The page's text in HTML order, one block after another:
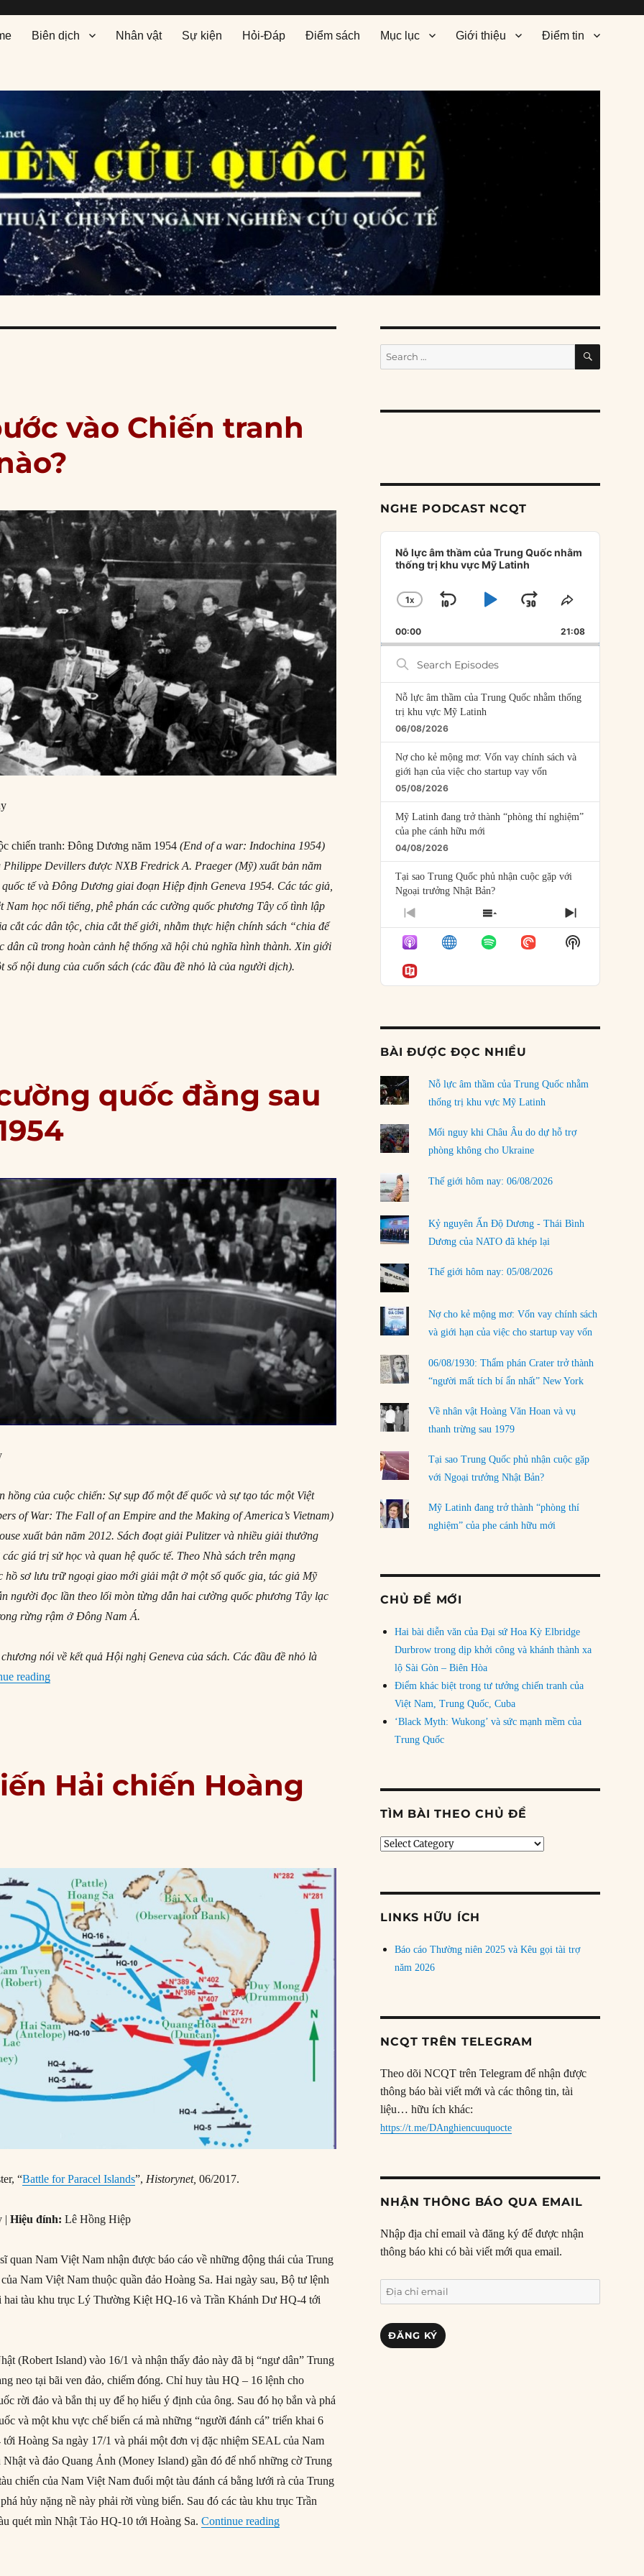
Biên dịch Nhân vật Sự kiện Hỏi-Đáp Điểm sách Mục lục Giới thiệu Điểm tin
vào Chiến tranh
chiến tranh: Đông Dương năm 1954(End of a war: Indochina 1954)
Philippe Devillers được NXB Fredrick A. Praeger (Mỹ) xuất bản năm
tế và Đông Dương giai đoạn Hiệp định Geneva 1954. Các tác giả,
Nam học nổi tiếng, phê phán các cường quốc phương Tây cố tình lập
cắt các dân tộc, chia cắt thế giới, nhằm thực hiện chính sách “chia để
dân cũ trong hoàn cảnh hệ thống xã hội chủ nghĩa hình thành. Xin giới
số nội dung của cuốn sách (các đầu đề nhỏ là của người dịch).
thay Pháp bước vào Chiến tranh Việt Nam như thế nào?”
quốc đằng sau
hồng của cuộc chiến: Sự sụp đổ một đế quốc và sự tạo tác một Việt
of War: The Fall of an Empire and the Making of America’s Vietnam)
xuất bản năm 2012. Sách đoạt giải Pulitzer và nhiều giải thưởng
giá trị sử học và quan hệ quốc tế. Theo Nhà sách trên mạng
hồ sơ lưu trữ ngoại giao mới giải mật ở một số quốc gia, tác giả Mỹ
người đọc lần theo lối mòn từng dẫn hai cường quốc phương Tây lạc
rừng rậm ở Đông Nam Á.
nói về kết quả Hội nghị Geneva của sách. Các đầu đề nhỏ là
reading“Toan tính của các cường quốc đằng sau Hiệp định Geneva 1954”
Hải chiến Hoàng
“Battle for Paracel Islands”, Historynet,06/2017.
|Hiệu đính:Lê Hồng Hiệp
quan Nam Việt Nam nhận được báo cáo về những động thái của Trung
Nam Việt Nam thuộc quần đảo Hoàng Sa. Hai ngày sau, Bộ tư lệnh
hai tàu khu trục Lý Thường Kiệt HQ-16 và Trần Khánh Dư HQ-4 tới
(Robert Island) vào 16/1 và nhận thấy đảo này đã bị “ngư dân” Trung
neo tại bãi ven đảo, chiếm đóng. Chỉ huy tàu HQ – 16 lệnh cho
rời đảo và bắn thị uy để họ hiểu ý định của ông. Sau đó họ bắn và phá
và một khu vực chế biến cá mà những “người đánh cá” triển khai 6
Hoàng Sa ngày 17/1 và phái một đơn vị đặc nhiệm SEAL của Nam
và đảo Quang Ảnh (Money Island) gần đó để nhổ những cờ Trung
chiến của Nam Việt Nam đuổi một tàu đánh cá bằng lưới rà của Trung
hủy nặng nề này phải rời vùng biển. Sau đó các tàu khu trục Trần
quét mìn Nhật Tảo HQ-10 tới Hoàng Sa.Continue reading“Bối cảnh và diễn biến Hải chiến Hoàng Sa 1974”
Search
for:
SEARCH
NGHE PODCAST NCQT
Audio
Player
Nỗ lực âm thầm của Trung Quốc nhằm
thống trị khu vực Mỹ Latinh
CHANGE
RATE
1X
SKIP
BACKWARD
PLAYJUMP
FORWARD
SHARE
EPISODE
00:00 21:08
Search
Episodes
Nỗ lực âm thầm của Trung Quốc nhằm thống
trị khu vực Mỹ Latinh
06/08/2026
Nợ cho kẻ mộng mơ: Vốn vay chính sách và
giới hạn của việc cho startup vay vốn
05/08/2026
Mỹ Latinh đang trở thành “phòng thí nghiệm”
của phe cánh hữu mới
04/08/2026
Tại sao Trung Quốc phủ nhận cuộc gặp với
Ngoại trưởng Nhật Bản?
04/08/2026
Điểm mù chiến lược của Trump tại Thái Bình
Dương
03/08/2026
rủi ro
01/08/2026
31/07/2026
phải chịu đựng?
30/07/2026
Tập tìm cách chôn vùi bê bối chấn động vòng
tròn thân cận của mình
PREVIOUS
EPISODE
SHOW
EPISODES
LIST
NEXT
EPISODE
Show
Podcast
BÀI ĐƯỢC ĐỌC NHIỀU
Nỗ lực âm thầm của Trung Quốc nhằm
thống trị khu vực Mỹ Latinh
Mối nguy khi Châu Âu do dự hỗ trợ
phòng không cho Ukraine
Thế giới hôm nay: 06/08/2026
Kỷ nguyên Ấn Độ Dương - Thái Bình
Dương của NATO đã khép lại
Thế giới hôm nay: 05/08/2026
Nợ cho kẻ mộng mơ: Vốn vay chính sách
và giới hạn của việc cho startup vay vốn
06/08/1930: Thẩm phán Crater trở thành
“người mất tích bí ẩn nhất” New York
Về nhân vật Hoàng Văn Hoan và vụ
thanh trừng sau 1979
Tại sao Trung Quốc phủ nhận cuộc gặp
với Ngoại trưởng Nhật Bản?
Mỹ Latinh đang trở thành “phòng thí
nghiệm” của phe cánh hữu mới
CHỦ ĐỀ MỚI
Hai bài diễn văn của Đại sứ Hoa Kỳ Elbridge
Durbrow trong dịp khởi công và khánh thành xa
lộ Sài Gòn – Biên Hòa
Điểm khác biệt trong tư tưởng chiến tranh của
Việt Nam, Trung Quốc, Cuba
‘Black Myth: Wukong’ và sức mạnh mềm của
Trung Quốc
TÌM BÀI THEO CHỦ ĐỀ
Tìm
LINKS HỮU ÍCH
Báo cáo Thường niên 2025 và Kêu gọi tài trợ
năm 2026
NCQT TRÊN TELEGRAM
Theo dõi NCQT trên Telegram để nhận được
thông báo bài viết mới và các thông tin, tài
liệu… hữu ích khác:
https://t.me/DAnghiencuuquocte
NHẬN THÔNG BÁO QUA EMAIL
Nhập địa chỉ email và đăng ký để được nhận
thông báo khi có bài viết mới qua email.
Địa
chỉ
email
ĐĂNG KÝ